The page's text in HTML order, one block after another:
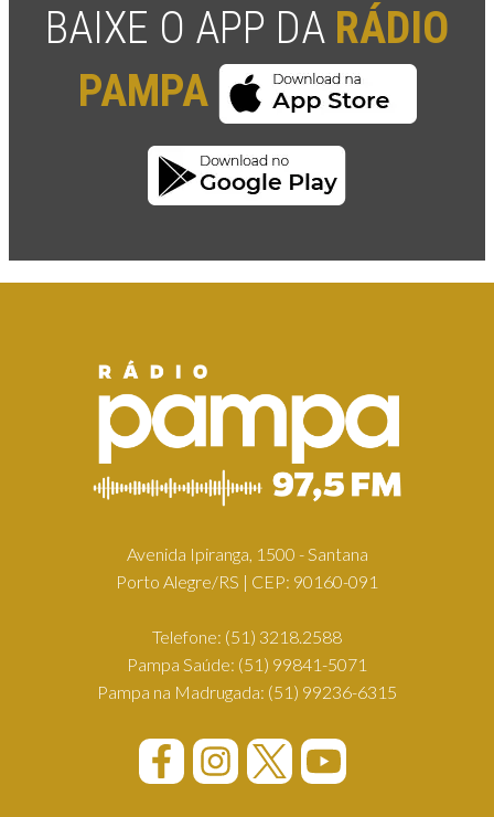
BAIXE O APP DA RÁDIO
PAMPA
Avenida Ipiranga, 1500 - Santana
Porto Alegre/RS | CEP: 90160-091
Telefone: (51) 3218.2588
Pampa Saúde: (51) 99841-5071
Pampa na Madrugada: (51) 99236-6315